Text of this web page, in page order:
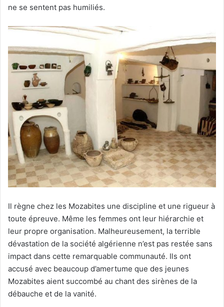
ne se sentent pas humiliés.
Il règne chez les Mozabites une discipline et une rigueur à
toute épreuve. Même les femmes ont leur hiérarchie et
leur propre organisation. Malheureusement, la terrible
dévastation de la société algérienne n’est pas restée sans
impact dans cette remarquable communauté. Ils ont
accusé avec beaucoup d’amertume que des jeunes
Mozabites aient succombé au chant des sirènes de la
débauche et de la vanité.